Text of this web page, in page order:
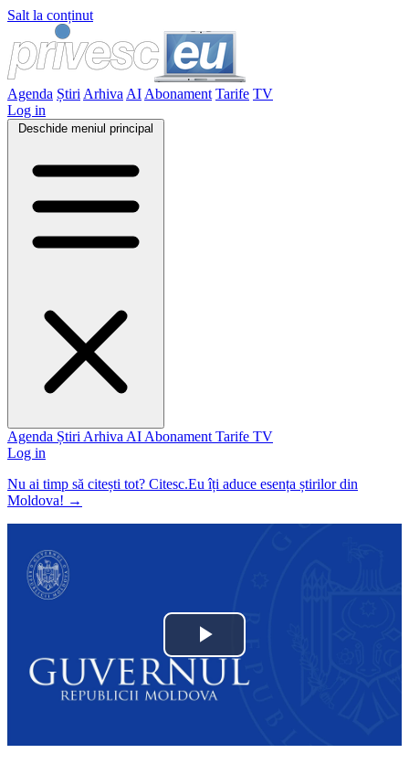
Salt la conținut
Agenda Știri Arhiva AI Abonament Tarife TV
Log in
Deschide meniul principal
Agenda Știri Arhiva AI Abonament Tarife TV
Log in
Nu ai timp să citești tot? Citesc.Eu îți aduce esența știrilor din
Moldova! →
Play
Video